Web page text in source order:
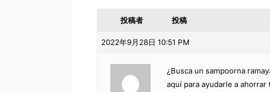
投稿者 投稿
2022年9月28日 10:51 PM
¿Busca un sampoorna
aquí para ayudarle a